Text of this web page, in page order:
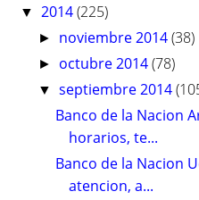
▼ 2014(225)
► noviembre 2014(38)
► octubre 2014(78)
▼ septiembre 2014
Banco de la Nacion
horarios, te...
Banco de la Nacion
atencion, a...